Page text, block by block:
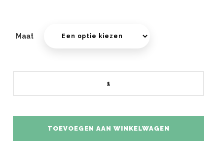
Maat
TOEVOEGEN AAN WINKELWAGEN